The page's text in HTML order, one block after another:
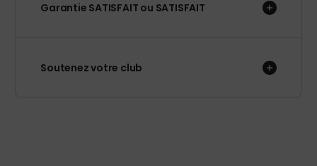
Garantie SATISFAIT ou SATISFAIT
Soutenez votre club